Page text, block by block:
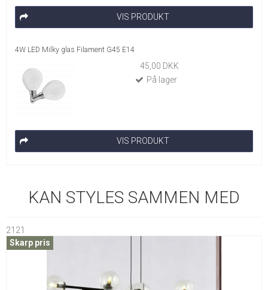
VIS PRODUKT
4W LED Milky glas Filament G45 E14
45,00 DKK
På lager
VIS PRODUKT
KAN STYLES SAMMEN MED
2121
Skarp pris